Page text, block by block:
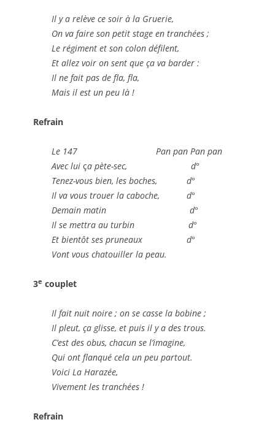
Il y a relève ce soir à la Gruerie,
On va faire son petit stage en tranchées ;
Le régiment et son colon défilent,
Et allez voir on sent que ça va barder :
Il ne fait pas de fla, fla,
Mais il est un peu là !
Refrain
Le 147 Pan pan Pan pan
Avec lui ça pète-sec, d°
Tenez-vous bien, les boches, d°
Il va vous trouer la caboche, d°
Demain matin d°
Il se mettra au turbin d°
Et bientôt ses pruneaux d°
Vont vous chatouiller la peau.
3e couplet
Il fait nuit noire ; on se casse la bobine ;
Il pleut, ça glisse, et puis il y a des trous.
C’est des obus, chacun se l’imagine,
Qui ont flanqué cela un peu partout.
Voici La Harazée,
Vivement les tranchées !
Refrain